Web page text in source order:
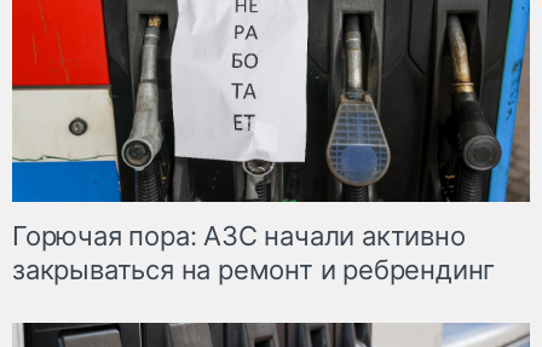
Горючая пора: АЗС начали активно
закрываться на ремонт и ребрендинг